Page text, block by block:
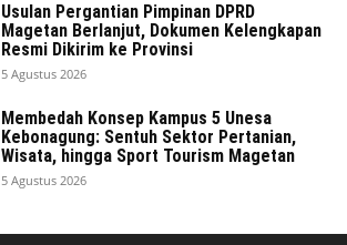
Usulan Pergantian Pimpinan DPRD
Magetan Berlanjut, Dokumen Kelengkapan
Resmi Dikirim ke Provinsi
5 Agustus 2026
Membedah Konsep Kampus 5 Unesa
Kebonagung: Sentuh Sektor Pertanian,
Wisata, hingga Sport Tourism Magetan
5 Agustus 2026